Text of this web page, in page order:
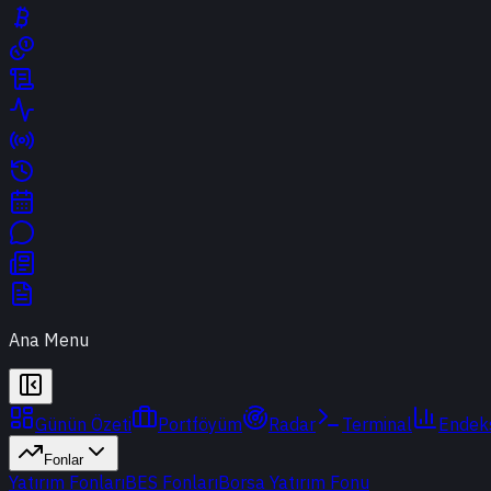
Ana Menu
Günün Özeti Portföyüm Radar Terminal
Fonlar
Yatırım FonlarıBES FonlarıBorsa Yatırım Fonu